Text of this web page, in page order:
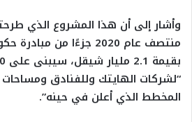
وأشار إلى أن هذا المشروع الذي
“لشركات الهايتك وللفنادق
المخطط الذي أعلن في حينه”.